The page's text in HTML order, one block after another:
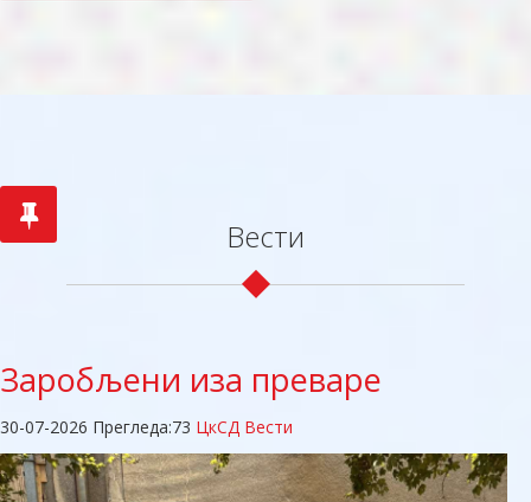
Вести
Заробљени иза преваре
30-07-2026 Прегледа:73 ЦкСД Вести